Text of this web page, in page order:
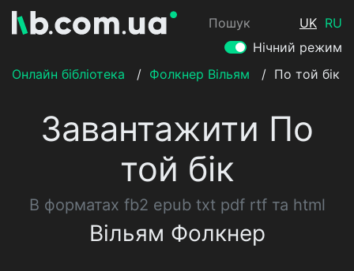
Пошук UK RU
Нічний режим
Онлайн бібліотека
/ Фолкнер Вільям / По той бік
Завантажити По
той бік
В форматах fb2 epub txt pdf rtf та html
Вільям Фолкнер